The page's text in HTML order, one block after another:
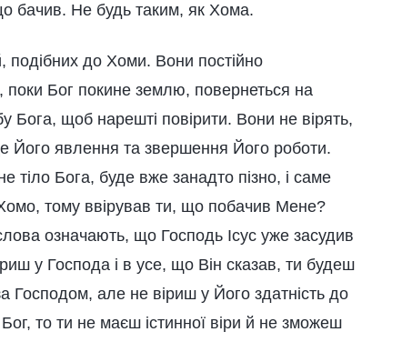
бачив. Не будь таким, як Хома.
подібних до Хоми. Вони постійно
поки Бог покине землю, повернеться на
Бога, щоб нарешті повірити. Вони не вірять,
Його явлення та звершення Його роботи.
тіло Бога, буде вже занадто пізно, і саме
тому ввірував ти, що побачив Мене?
означають, що Господь Ісус уже засудив
у Господа і в усе, що Він сказав, ти будеш
Господом, але не віриш у Його здатність до
то ти не маєш істинної віри й не зможеш